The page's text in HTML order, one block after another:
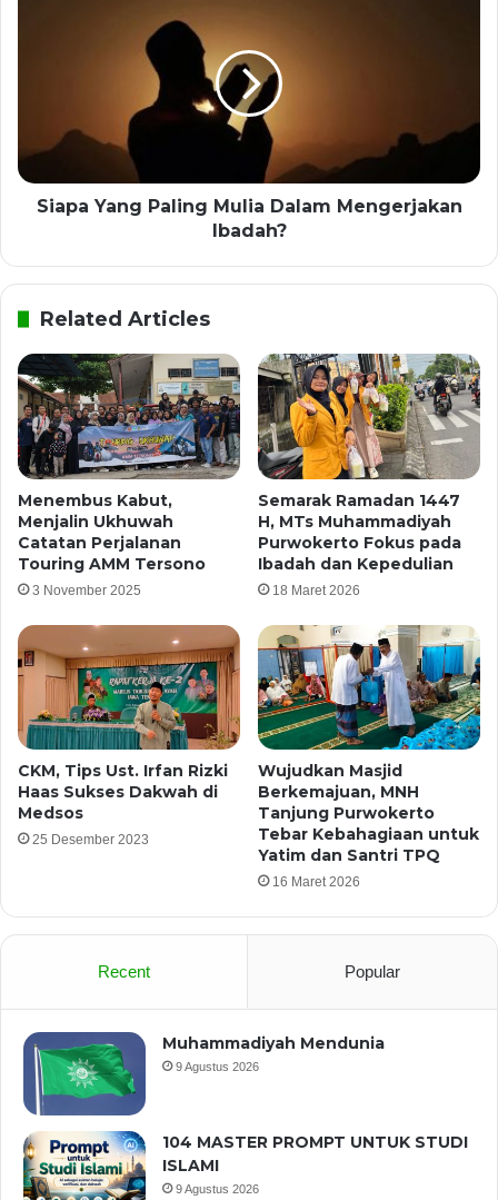
Siapa Yang Paling Mulia Dalam Mengerjakan
Ibadah?
Related Articles
Menembus Kabut,
Menjalin Ukhuwah
Catatan Perjalanan
Touring AMM Tersono
3 November 2025
Semarak Ramadan 1447
H, MTs Muhammadiyah
Purwokerto Fokus pada
Ibadah dan Kepedulian
18 Maret 2026
CKM, Tips Ust. Irfan Rizki
Haas Sukses Dakwah di
Medsos
25 Desember 2023
Wujudkan Masjid
Berkemajuan, MNH
Tanjung Purwokerto
Tebar Kebahagiaan untuk
Yatim dan Santri TPQ
16 Maret 2026
Recent Popular
Muhammadiyah Mendunia
9 Agustus 2026
104 MASTER PROMPT UNTUK STUDI
ISLAMI
9 Agustus 2026